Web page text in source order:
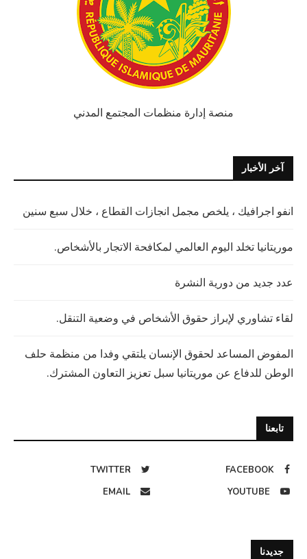
منصة إدارة منظمات المجتمع المدني
آخر الأخبار
انفو اجرافيك ، يلخص مجمل انجازات القطاع ، خلال سبع سنين
موريتانيا تخلد اليوم العالمي لمكافحة الاتجار بالأشخاص.
عدد جديد من دورية النشرة
لقاء تشاوري لإبراز حقوق الأشخاص في وضعية التنقل.
المفوض المساعد لحقوق الإنسان يلتقي وفدا من منظمة حلف
الوطن للدفاع عن موريتانيا سبل تعزيز التعاون المشترك.
تابعنا
FACEBOOK
TWITTER
YOUTUBE
EMAIL
جديدنا